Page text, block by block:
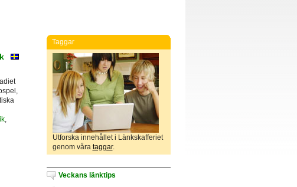
,
Taggar
Utforska innehållet i Länkskafferiet
genom våra taggar.
Veckans länktips